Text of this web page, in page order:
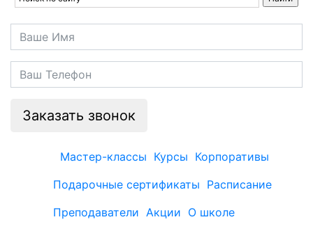
Заказать звонок
Мастер-классы Курсы Корпоративы
Подарочные сертификаты Расписание
Преподаватели Акции О школе